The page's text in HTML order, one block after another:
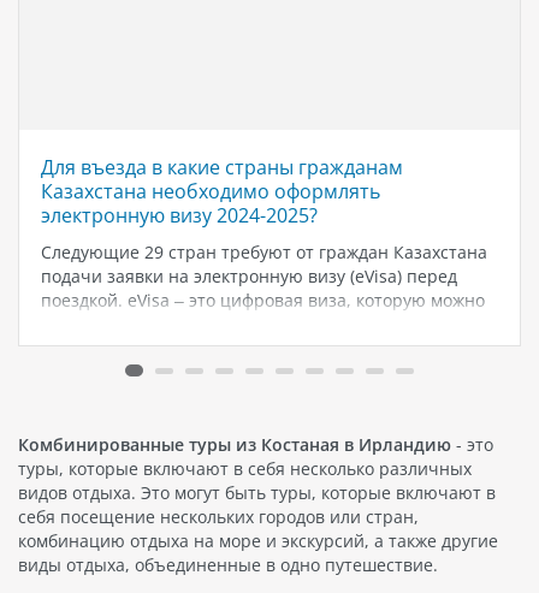
Для въезда в какие страны гражданам
Казахстана необходимо оформлять
электронную визу 2024-2025?
Следующие 29 стран требуют от граждан Казахстана
подачи заявки на электронную визу (eVisa) перед
поездкой. eVisa – это цифровая виза, которую можно
она высылается на электронную почту заявителя.
Сроки рассмотрения, сборы и…
Комбинированные туры из Костаная в Ирландию - это
туры, которые включают в себя несколько различных
видов отдыха. Это могут быть туры, которые включают в
себя посещение нескольких городов или стран,
комбинацию отдыха на море и экскурсий, а также другие
виды отдыха, объединенные в одно путешествие.